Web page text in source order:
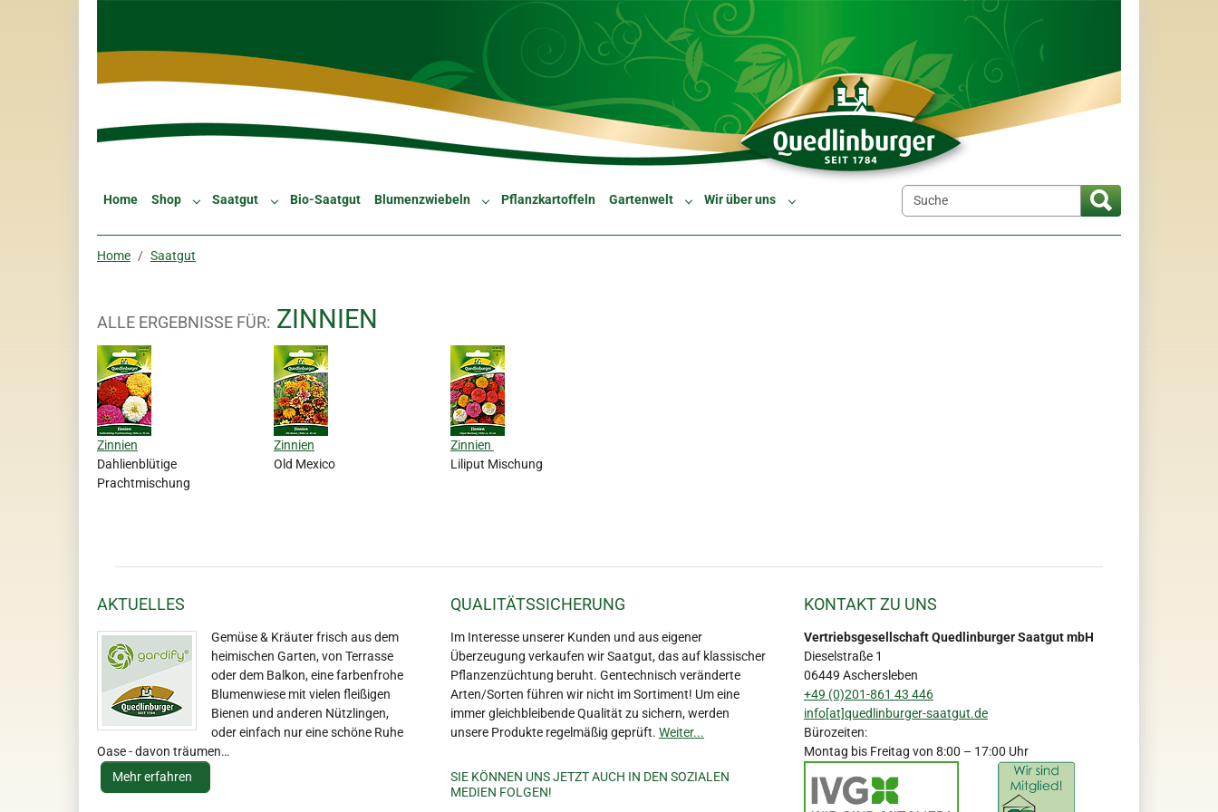
Home Shop Submenu for "Shop"
Saatgut Submenu for "Saatgut"
Bio-Saatgut Blumenzwiebeln Submenu for "Blumenzwiebeln"
Pflanzkartoffeln Gartenwelt Submenu for "Gartenwelt"
Wir über uns Submenu for "Wir über uns"
Home Saatgut
ALLE ERGEBNISSE FÜR: ZINNIEN
Zinnien
Dahlienblütige
Prachtmischung
Zinnien
Old Mexico
Zinnien
Liliput Mischung
AKTUELLES
Gemüse & Kräuter frisch aus dem
heimischen Garten, von Terrasse
oder dem Balkon, eine farbenfrohe
Blumenwiese mit vielen fleißigen
Bienen und anderen Nützlingen,
oder einfach nur eine schöne Ruhe
Oase - davon träumen…
Mehr erfahren
QUALITÄTSSICHERUNG
Im Interesse unserer Kunden und aus eigener
Überzeugung verkaufen wir Saatgut, das auf klassischer
Pflanzenzüchtung beruht. Gentechnisch veränderte
Arten/Sorten führen wir nicht im Sortiment! Um eine
immer gleichbleibende Qualität zu sichern, werden
unsere Produkte regelmäßig geprüft. Weiter...
SIE KÖNNEN UNS JETZT AUCH IN DEN SOZIALEN
MEDIEN FOLGEN!
KONTAKT ZU UNS
Vertriebsgesellschaft Quedlinburger Saatgut mbH
Dieselstraße 1
06449 Aschersleben
+49 (0)201-861 43 446
info[at]quedlinburger-saatgut.de
Bürozeiten:
Montag bis Freitag von 8:00 – 17:00 Uhr